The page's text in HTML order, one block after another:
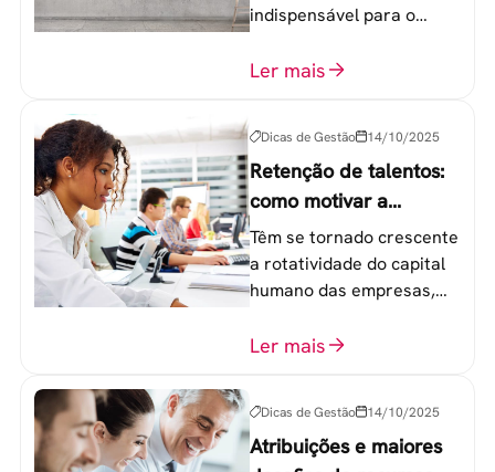
indispensável para o
equipe de trabalho. 6
Ler mais
Dicas de Gestão 14/10/2025
Retenção de talentos:
como motivar a
geração Y nas
empresas?
Têm se tornado crescente
a rotatividade do capital
humano das empresas,
colaboradores na faixa de
Ler mais
Dicas de Gestão 14/10/2025
Atribuições e maiores